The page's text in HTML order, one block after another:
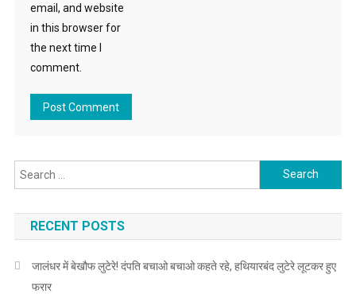
email, and website
in this browser for
the next time I
comment.
Search for:
RECENT POSTS
जालंधर में बेखौफ लुटेरे! दंपति बचाओ बचाओ कहते रहे, हथियारबंद लुटेरे लूटकर हुए
फरार